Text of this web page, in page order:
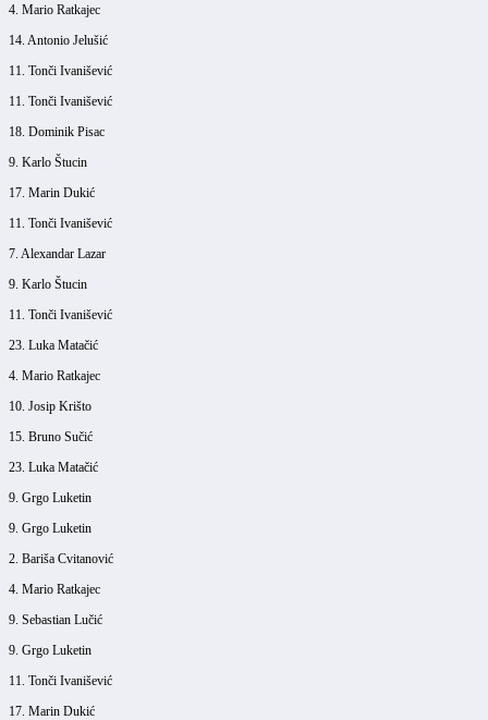
4. Mario Ratkajec
14. Antonio Jelušić
11. Tonči Ivanišević
11. Tonči Ivanišević
18. Dominik Pisac
9. Karlo Štucin
17. Marin Dukić
11. Tonči Ivanišević
7. Alexandar Lazar
9. Karlo Štucin
11. Tonči Ivanišević
23. Luka Matačić
4. Mario Ratkajec
10. Josip Krišto
15. Bruno Sučić
23. Luka Matačić
9. Grgo Luketin
9. Grgo Luketin
2. Bariša Cvitanović
4. Mario Ratkajec
9. Sebastian Lučić
9. Grgo Luketin
11. Tonči Ivanišević
17. Marin Dukić